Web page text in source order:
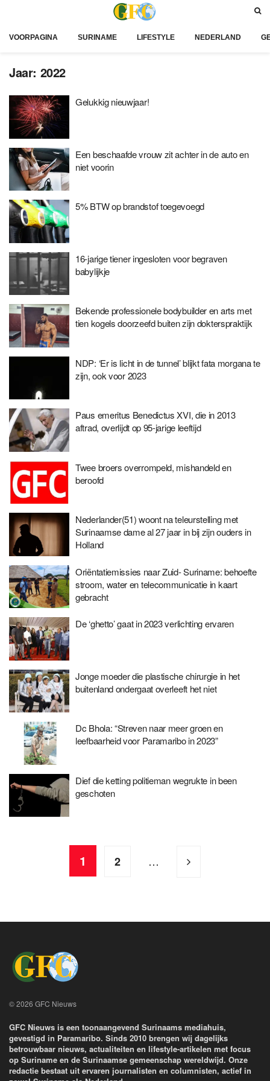
VOORPAGINA SURINAME LIFESTYLE NEDERLAND
Jaar: 2022
Gelukkig nieuwjaar!
Een beschaafde vrouw zit achter in de auto en
niet voorin
5% BTW op brandstof toegevoegd
16-jarige tiener ingesloten voor begraven
babylijkje
Bekende professionele bodybuilder en arts met
tien kogels doorzeefd buiten zijn dokterspraktijk
NDP: ‘Er is licht in de tunnel’ blijkt fata morgana te
zijn, ook voor 2023
Paus emeritus Benedictus XVI, die in 2013
aftrad, overlijdt op 95-jarige leeftijd
Twee broers overrompeld, mishandeld en
beroofd
Nederlander(51) woont na teleurstelling met
Surinaamse dame al 27 jaar in bij zijn ouders in
Holland
Oriëntatiemissies naar Zuid- Suriname: behoefte
stroom, water en telecommunicatie in kaart
gebracht
De ‘ghetto’ gaat in 2023 verlichting ervaren
Jonge moeder die plastische chirurgie in het
buitenland ondergaat overleeft het niet
Dc Bhola: “Streven naar meer groen en
leefbaarheid voor Paramaribo in 2023”
Dief die ketting politieman wegrukte in been
geschoten
1 2 …
© 2026 GFC Nieuws
GFC Nieuws is een toonaangevend Surinaams mediahuis,
gevestigd in Paramaribo. Sinds 2010 brengen wij dagelijks
betrouwbaar nieuws, actualiteiten en lifestyle-artikelen met focus
op Suriname en de Surinaamse gemeenschap wereldwijd. Onze
redactie bestaat uit ervaren journalisten en columnisten, actief in